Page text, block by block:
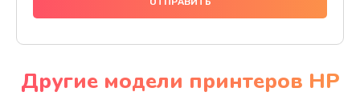
Восстановление данных
Другие модели принтеров HP